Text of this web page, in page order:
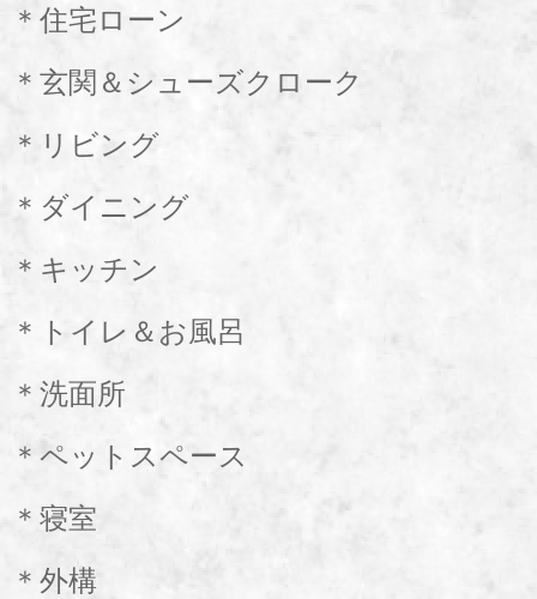
＊住宅ローン
＊玄関＆シューズクローク
＊リビング
＊ダイニング
＊キッチン
＊トイレ＆お風呂
＊洗面所
＊ペットスペース
＊寝室
＊外構